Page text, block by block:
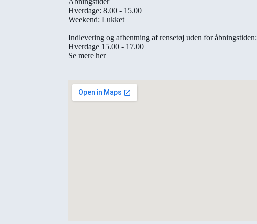
Åbningstider
Hverdage: 8.00 - 15.00
Weekend: Lukket
Indlevering og afhentning af rensetøj uden for åbningstiden:
Hverdage 15.00 - 17.00
Se mere her